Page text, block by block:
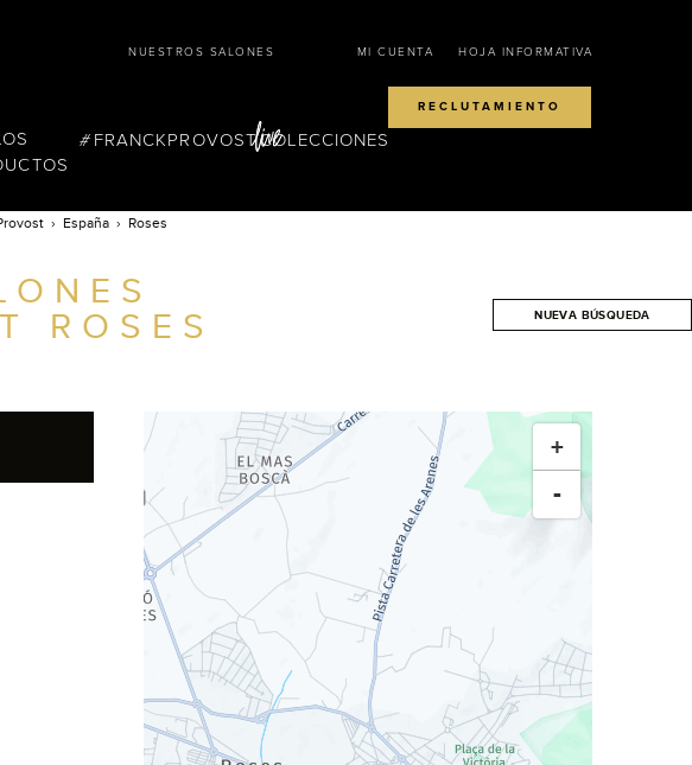
NUESTROS SALONES MI CUENTA HOJA INFORMATIVA
RECLUTAMIENTO
FRANCKPROVOSTCOLECCIONES
España Roses
ROSES NUEVA BÚSQUEDA
+
-